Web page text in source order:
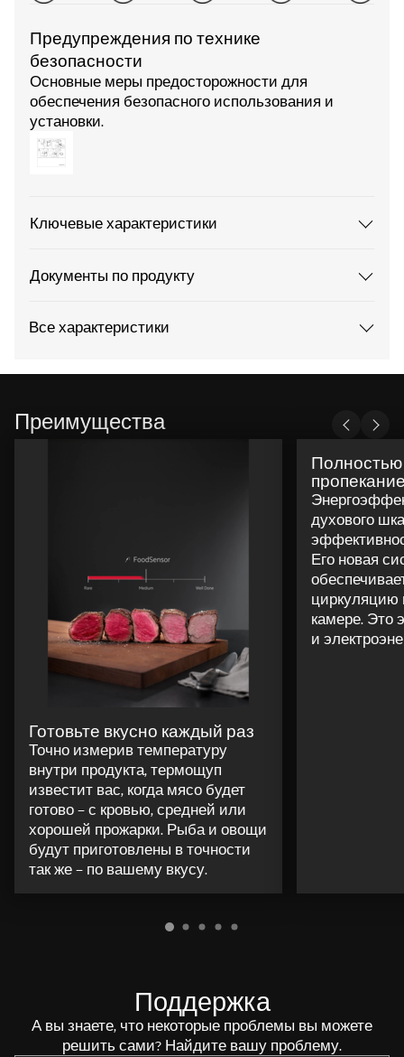
Предупреждения по технике
безопасности
Основные меры предосторожности для
обеспечения безопасного использования и
установки.
Ключевые характеристики
Документы по продукту
Все характеристики
Преимущества
Готовьте вкусно каждый раз
Точно измерив температуру
внутри продукта, термощуп
известит вас, когда мясо будет
готово – с кровью, средней или
хорошей прожарки. Рыба и овощи
будут приготовлены в точности
так же – по вашему вкусу.
духового
Его новая
циркуляцию
камере. Это
и
Поддержка
А вы знаете, что некоторые проблемы вы можете
решить сами? Найдите вашу проблему.